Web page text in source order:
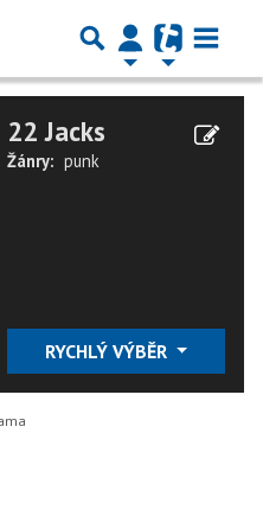
22 Jacks
Žánry: punk
RYCHLÝ VÝBĚR